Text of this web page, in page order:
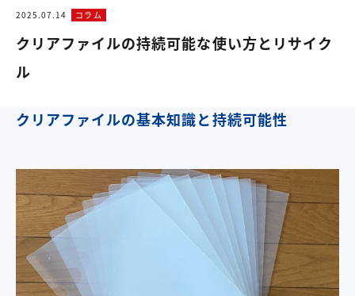
2025.07.14 コラム
クリアファイルの持続可能な使い方とリサイク
ル
クリアファイルの基本知識と持続可能性